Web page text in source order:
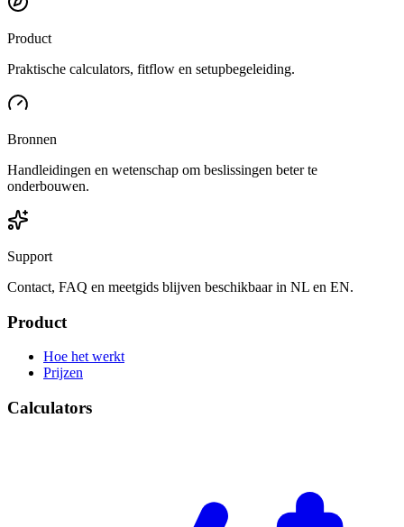
Product
Praktische calculators, fitflow en setupbegeleiding.
Bronnen
Handleidingen en wetenschap om beslissingen beter te
onderbouwen.
Support
Contact, FAQ en meetgids blijven beschikbaar in NL en EN.
Product
Hoe het werkt
Prijzen
Calculators